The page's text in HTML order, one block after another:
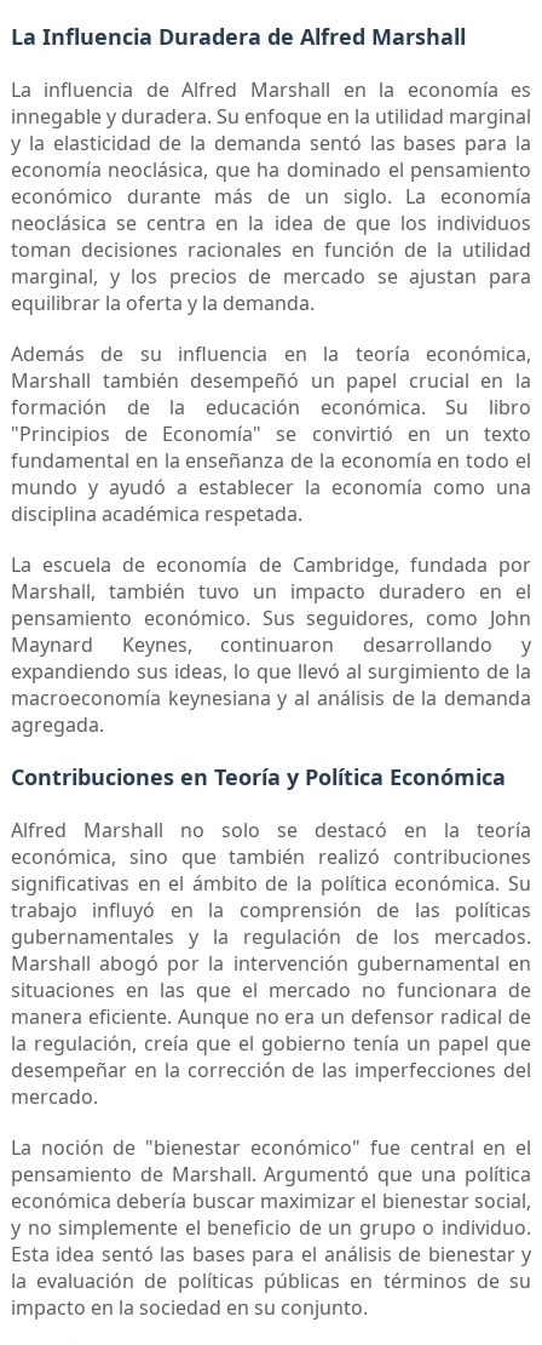
La Influencia Duradera de Alfred Marshall
La influencia de Alfred Marshall en la economía es
innegable y duradera. Su enfoque en la utilidad marginal
y la elasticidad de la demanda sentó las bases para la
economía neoclásica, que ha dominado el pensamiento
económico durante más de un siglo. La economía
neoclásica se centra en la idea de que los individuos
toman decisiones racionales en función de la utilidad
marginal, y los precios de mercado se ajustan para
equilibrar la oferta y la demanda.
Además de su influencia en la teoría económica,
Marshall también desempeñó un papel crucial en la
formación de la educación económica. Su libro
"Principios de Economía" se convirtió en un texto
fundamental en la enseñanza de la economía en todo el
mundo y ayudó a establecer la economía como una
disciplina académica respetada.
La escuela de economía de Cambridge, fundada por
Marshall, también tuvo un impacto duradero en el
pensamiento económico. Sus seguidores, como John
Maynard Keynes, continuaron desarrollando y
expandiendo sus ideas, lo que llevó al surgimiento de la
macroeconomía keynesiana y al análisis de la demanda
agregada.
Contribuciones en Teoría y Política Económica
Alfred Marshall no solo se destacó en la teoría
económica, sino que también realizó contribuciones
significativas en el ámbito de la política económica. Su
trabajo influyó en la comprensión de las políticas
gubernamentales y la regulación de los mercados.
Marshall abogó por la intervención gubernamental en
situaciones en las que el mercado no funcionara de
manera eficiente. Aunque no era un defensor radical de
la regulación, creía que el gobierno tenía un papel que
desempeñar en la corrección de las imperfecciones del
mercado.
La noción de "bienestar económico" fue central en el
pensamiento de Marshall. Argumentó que una política
económica debería buscar maximizar el bienestar social,
y no simplemente el beneficio de un grupo o individuo.
Esta idea sentó las bases para el análisis de bienestar y
la evaluación de políticas públicas en términos de su
impacto en la sociedad en su conjunto.